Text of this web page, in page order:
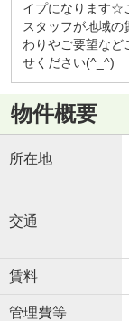
イプになります☆
スタッフが地域
わりやご要望など
せください(^_^)
物件概要
所在地
交通
賃料
管理費等